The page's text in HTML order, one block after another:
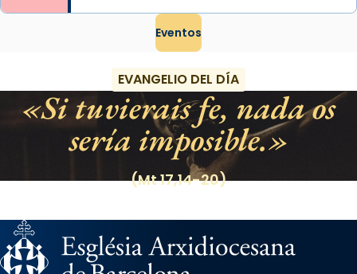
L’arquebisbe de Barcelona, el cardenal Joan
Josep Omella, ha presidit la missa i l’ha
concelebrat el bisbe auxiliar de Barcelona,
Mons. David Abadías.
📸 Dr. G. Simón
Foto
View on Facebook · Share
Arquebisbat de Barcelona
Memòria de les santes Juliana i
Semproniana, verges i màrtirs.
Eventos
EVANGELIO DEL DÍA
Si tuvierais fe, nada os
sería imposible.
(Mt 17,14-20)